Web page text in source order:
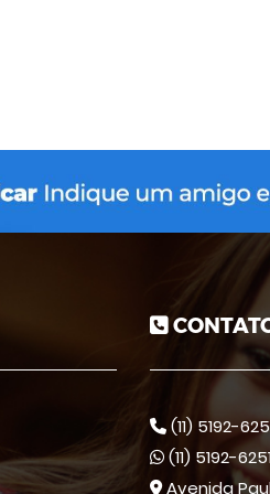
(11) 5192-
(11) 5192-6251
Avenida